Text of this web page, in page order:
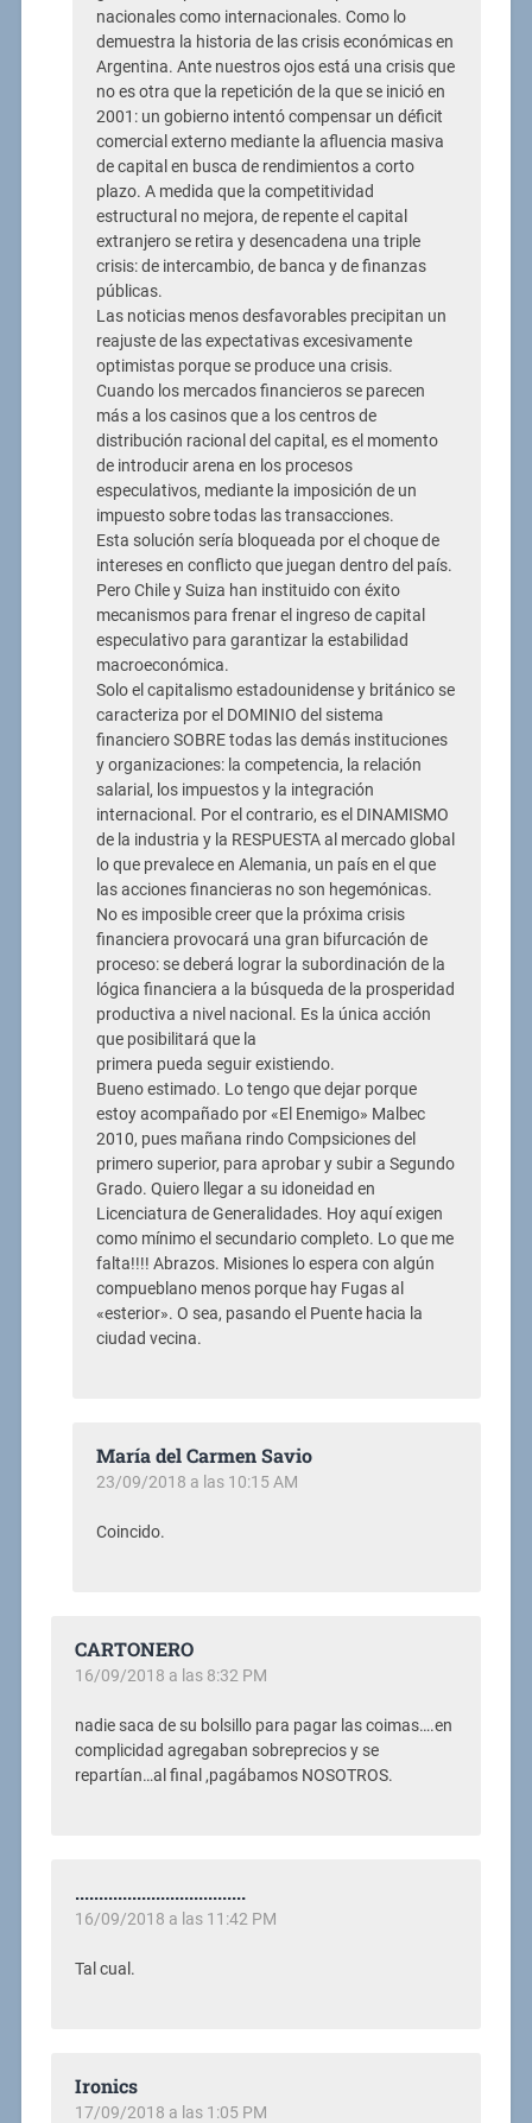
nacionales como internacionales. Como lo
demuestra la historia de las crisis económicas en
Argentina. Ante nuestros ojos está una crisis que
no es otra que la repetición de la que se inició en
2001: un gobierno intentó compensar un déficit
comercial externo mediante la afluencia masiva
de capital en busca de rendimientos a corto
plazo. A medida que la competitividad
estructural no mejora, de repente el capital
extranjero se retira y desencadena una triple
crisis: de intercambio, de banca y de finanzas
públicas.
Las noticias menos desfavorables precipitan un
reajuste de las expectativas excesivamente
optimistas porque se produce una crisis.
Cuando los mercados financieros se parecen
más a los casinos que a los centros de
distribución racional del capital, es el momento
de introducir arena en los procesos
especulativos, mediante la imposición de un
impuesto sobre todas las transacciones.
Esta solución sería bloqueada por el choque de
intereses en conflicto que juegan dentro del país.
Pero Chile y Suiza han instituido con éxito
mecanismos para frenar el ingreso de capital
especulativo para garantizar la estabilidad
macroeconómica.
Solo el capitalismo estadounidense y británico se
caracteriza por el DOMINIO del sistema
financiero SOBRE todas las demás instituciones
y organizaciones: la competencia, la relación
salarial, los impuestos y la integración
internacional. Por el contrario, es el DINAMISMO
de la industria y la RESPUESTA al mercado global
lo que prevalece en Alemania, un país en el que
las acciones financieras no son hegemónicas.
No es imposible creer que la próxima crisis
financiera provocará una gran bifurcación de
proceso: se deberá lograr la subordinación de la
lógica financiera a la búsqueda de la prosperidad
productiva a nivel nacional. Es la única acción
que posibilitará que la
primera pueda seguir existiendo.
Bueno estimado. Lo tengo que dejar porque
estoy acompañado por «El Enemigo» Malbec
2010, pues mañana rindo Compsiciones del
primero superior, para aprobar y subir a Segundo
Grado. Quiero llegar a su idoneidad en
Licenciatura de Generalidades. Hoy aquí exigen
como mínimo el secundario completo. Lo que me
falta!!!! Abrazos. Misiones lo espera con algún
compueblano menos porque hay Fugas al
«esterior». O sea, pasando el Puente hacia la
ciudad vecina.
María del Carmen Savio
23/09/2018 a las 10:15 AM
Coincido.
CARTONERO
16/09/2018 a las 8:32 PM
nadie saca de su bolsillo para pagar las coimas….en
complicidad agregaban sobreprecios y se
repartían…al final ,pagábamos NOSOTROS.
....................................
16/09/2018 a las 11:42 PM
Tal cual.
Ironics
17/09/2018 a las 1:05 PM